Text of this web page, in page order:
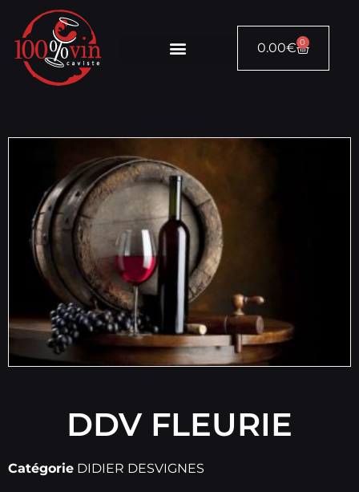
0.00€ 0
DDV FLEURIE
Catégorie DIDIER DESVIGNES